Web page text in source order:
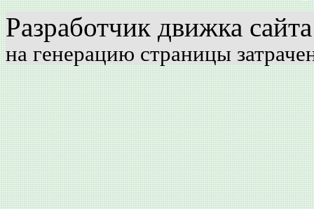
Разработчик движка
на генерацию страницы